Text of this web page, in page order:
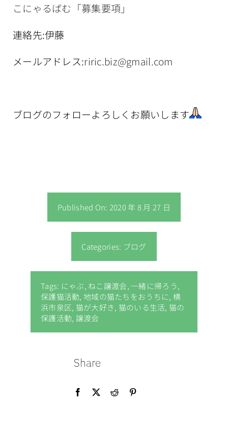
こにゃるばむ「募集要項」
連絡先:伊藤
メールアドレス:riric.biz@gmail.com
ブログのフォローよろしくお願いします
Published On: 2020 年 8 月 27 日
Categories: ブログ
Tags: にゃぶ, ねこ譲渡会, 一緒に帰ろう,
保護猫活動,地域の猫たちをおうちに, 横
浜市泉区, 猫が大好き, 猫のいる生活, 猫の
保護活動, 譲渡会
Share